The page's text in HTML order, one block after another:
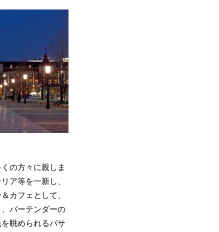
の方々に親しま
ア等を一新し、
カフェとして、
バーテンダーの
眺められるパサ